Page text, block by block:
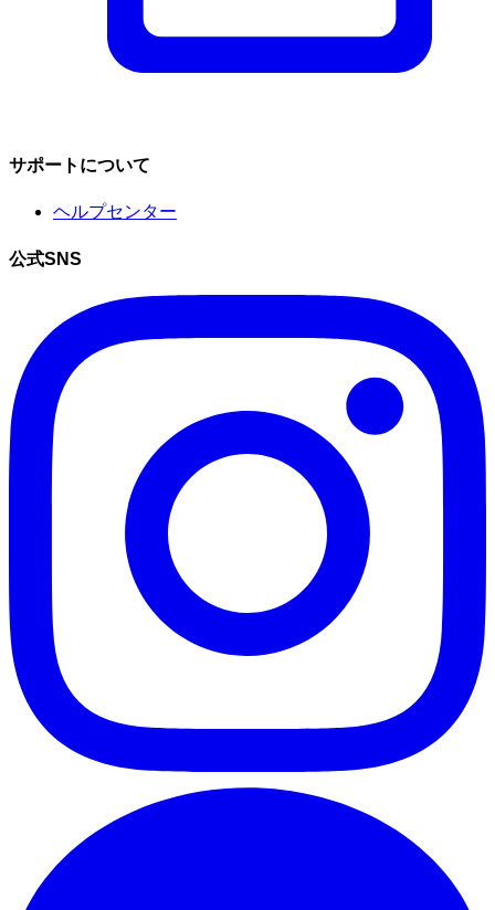
サポートについて
ヘルプセンター
公式SNS